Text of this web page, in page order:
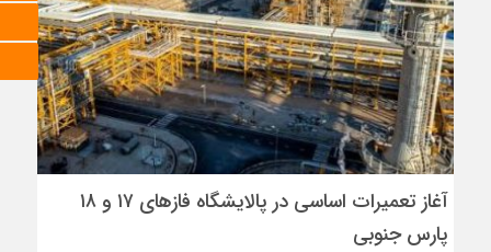
آغاز تعمیرات اساسی در پالایشگاه فازهای ۱۷ و ۱۸
پارس جنوبی